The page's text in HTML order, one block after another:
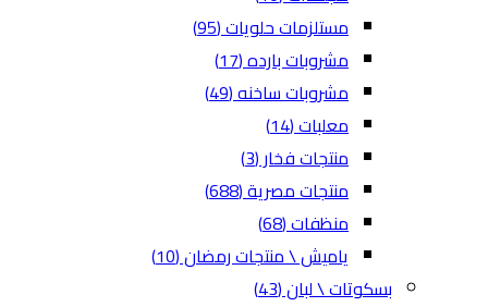
مستلزمات حلويات(95)
مشروبات بارده(17)
مشروبات ساخنه(49)
معلبات(14)
منتجات فخار(3)
منتجات مصرية(688)
منظفات(68)
ياميش \ منتجات رمضان(10)
بسكوتات \ لبان(43)